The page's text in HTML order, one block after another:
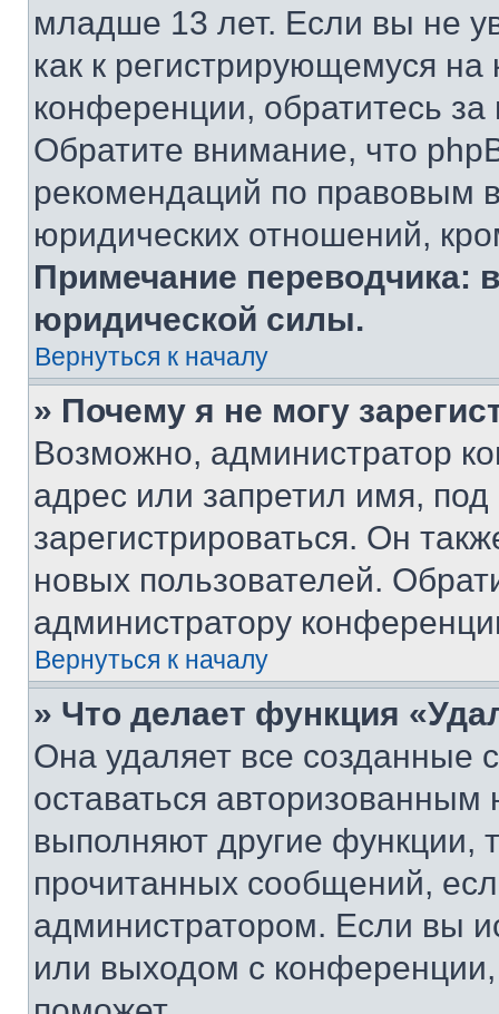
младше 13 лет. Если вы не
как к регистрирующемуся
конференции, обратитесь
Обратите внимание, что
рекомендаций по правовым
юридических отношений,
Примечание переводчика:
юридической силы.
Вернуться к началу
» Почему я не могу
Возможно, администратор
адрес или запретил имя,
зарегистрироваться. Он
новых пользователей.
администратору
Вернуться к началу
» Что делает функция
Она удаляет все созданные
оставаться
выполняют другие функции,
прочитанных сообщений,
администратором. Если вы
или выходом с